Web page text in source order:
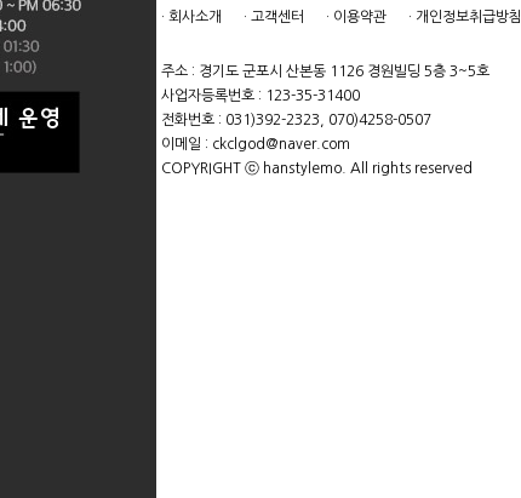
· 회사소개 · 고객센터 · 이용약관 · 개인정보취급방침
주소 : 경기도 군포시 산본동 1126 경원빌딩 5층 3~5호
사업자등록번호 : 123-35-31400
전화번호 : 031)392-2323, 070)4258-0507
이메일 : ckclgod@naver.com
COPYRIGHT ⓒ hanstylemo. All rights reserved